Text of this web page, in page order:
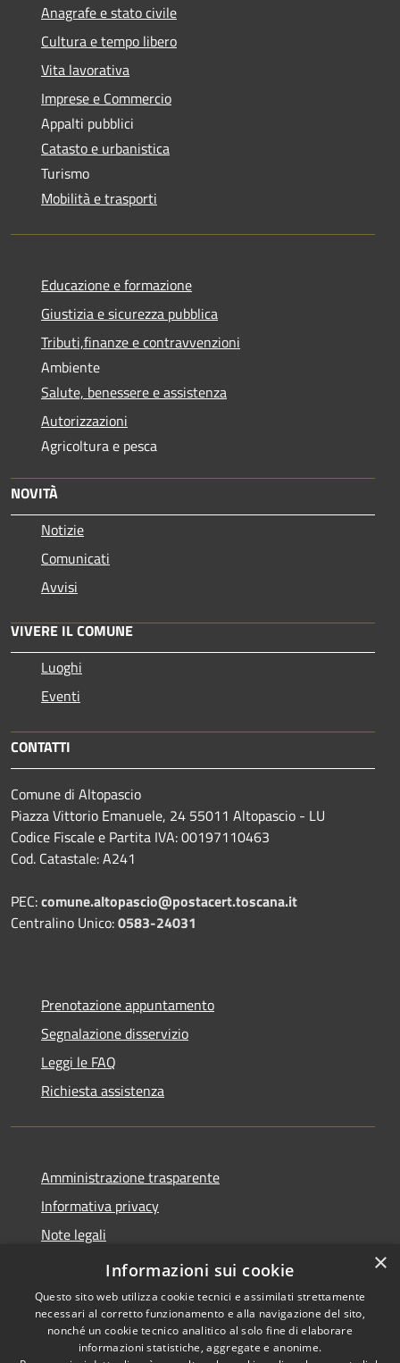
Anagrafe e stato civile
Cultura e tempo libero
Vita lavorativa
Imprese e Commercio
Appalti pubblici
Catasto e urbanistica
Turismo
Mobilità e trasporti
Educazione e formazione
Giustizia e sicurezza pubblica
Tributi,finanze e contravvenzioni
Ambiente
Salute, benessere e assistenza
Autorizzazioni
Agricoltura e pesca
NOVITÀ
Notizie
Comunicati
Avvisi
VIVERE IL COMUNE
Luoghi
Eventi
CONTATTI
Comune di Altopascio
Piazza Vittorio Emanuele, 24 55011 Altopascio - LU
Codice Fiscale e Partita IVA: 00197110463
Cod. Catastale: A241
PEC:comune.altopascio@postacert.toscana.it
Centralino Unico:0583-24031
Prenotazione appuntamento
Segnalazione disservizio
Leggi le FAQ
Richiesta assistenza
Amministrazione trasparente
Informativa privacy
Note legali
Dichiarazione di accessibilità
Copyright © 2026 • Comune di
×
Informazioni sui cookie
Questo sito web utilizza cookie tecnici e assimilati strettamente
necessari al corretto funzionamento e alla navigazione del sito,
nonché un cookie tecnico analitico al solo fine di elaborare
informazioni statistiche, aggregate e anonime.